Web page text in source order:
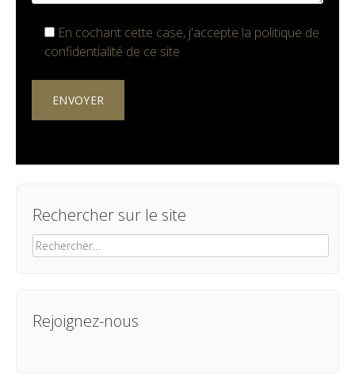
En cochant cette case, j'accepte la politique de
confidentialité de ce site
Rechercher sur le site
Rechercher :
Rejoignez-nous